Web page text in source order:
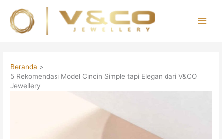
konten
Beranda
5 Rekomendasi Model Cincin Simple tapi Elegan dari V&CO
Jewellery